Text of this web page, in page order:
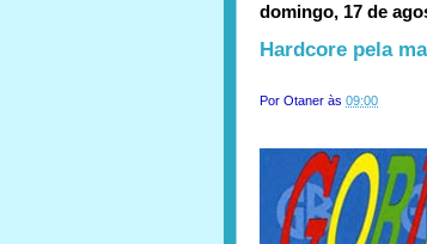
domingo, 17 de
Hardcore pela
Por Otaner às 09:00